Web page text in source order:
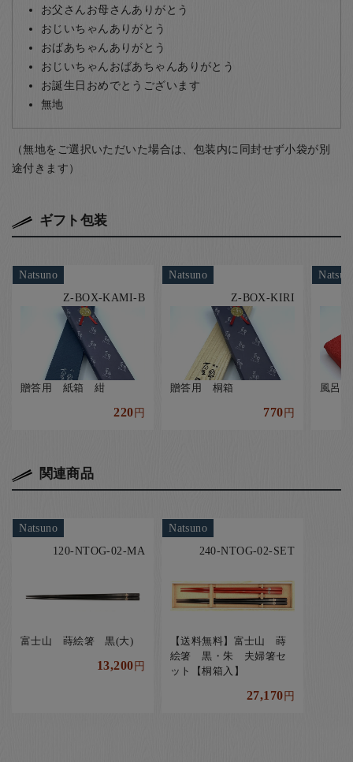
お父さんお母さんありがとう
おじいちゃんありがとう
おばあちゃんありがとう
おじいちゃんおばあちゃんありがとう
お誕生日おめでとうございます
無地
（無地をご選択いただいた場合は、包装内に同封せず小袋が別
途付きます）
ギフト包装
Natsuno
Z-BOX-KAMI-B
贈答用 紙箱 紺
220円
Natsuno
Z-BOX-KIRI
贈答用 桐箱
770円
風呂
関連商品
Natsuno
120-NTOG-02-MA
富士山 蒔絵箸 黒(大)
13,200円
Natsuno
240-NTOG-02-SET
【送料無料】富士山 蒔
絵箸 黒・朱 夫婦箸セ
ット【桐箱入】
27,170円